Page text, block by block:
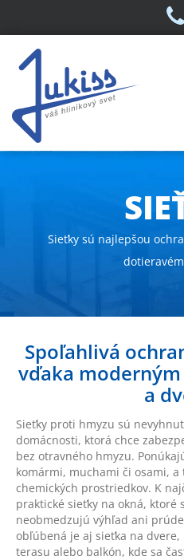
+421
949
Sieťky sú najlepšou
Spoľahlivá
vďaka
a
Sieťky proti hmyzu sú
domácnosti, ktorá chce
bez otravného hmyzu.
komármi, muchami či osami,
chemických prostriedkov. K
praktické sieťky na okná,
neobmedzujú výhľad ani
obľúbená je aj sieťka na
terasu alebo balkón, kde sa